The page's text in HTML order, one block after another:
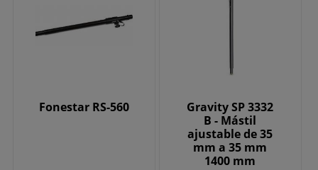
Fonestar RS-560
Gravity SP 3332
B - Mástil
ajustable de 35
mm a 35 mm
1400 mm